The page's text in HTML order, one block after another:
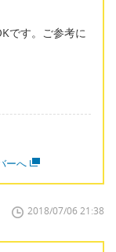
です。ご参考に
ーへ
2018/07/06 21:38